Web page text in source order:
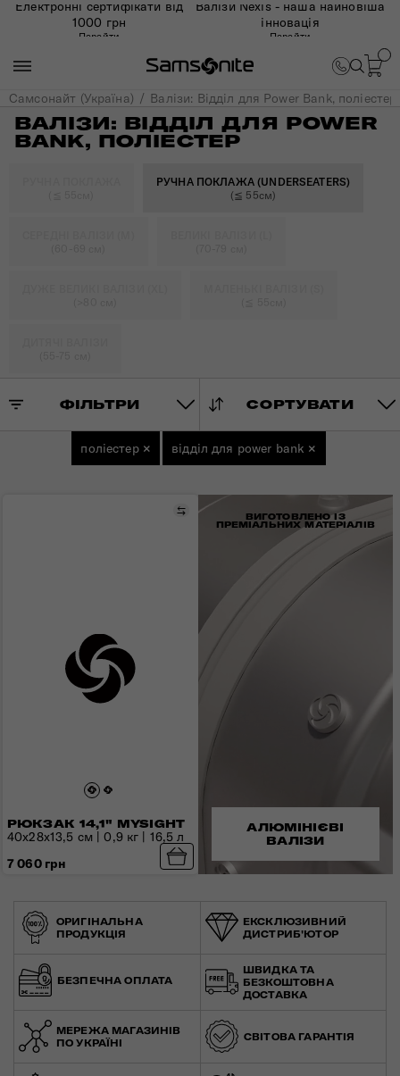
Електронні сертифікати від
1000 грн
Перейти
Валізи Nexis - наша найновіша
інновація
Перейти
Самсонайт (Україна) Валізи: Відділ для Power Bank, поліестер
ВАЛІЗИ: ВІДДІЛ ДЛЯ POWER
BANK, ПОЛІЕСТЕР
РУЧНА ПОКЛАЖА (UNDERSEATERS)
(≦ 55см)
ФІЛЬТРИ СОРТУВАТИ
поліестер × відділ для power bank ×
РЮКЗАК 14,1" MYSIGHT
Порівняти
40x28x13,5 см | 0,9 кг | 16,5 л
7 060 грн
ВИГОТОВЛЕНО ІЗ
ПРЕМІАЛЬНИХ МАТЕРІАЛІВ
АЛЮМІНІЄВІ
ВАЛІЗИ
ОРИГІНАЛЬНА
ПРОДУКЦІЯ
ЕКСКЛЮЗИВНИЙ
ДИСТРИБ'ЮТОР
БЕЗПЕЧНА ОПЛАТА
ШВИДКА ТА
БЕЗКОШТОВНА
ДОСТАВКА
МЕРЕЖА МАГАЗИНІВ
ПО УКРАЇНІ
СВІТОВА ГАРАНТІЯ